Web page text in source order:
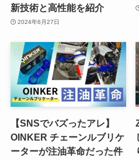
新技術と高性能を紹介
2024年6月27日
【SNSでバズったアレ】
OINKER チェーンルブリケ
ーターが注油革命だった件